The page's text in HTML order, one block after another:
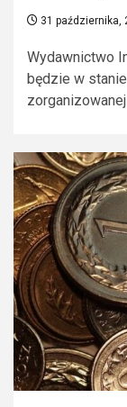
31 października,
Wydawnictwo
będzie w